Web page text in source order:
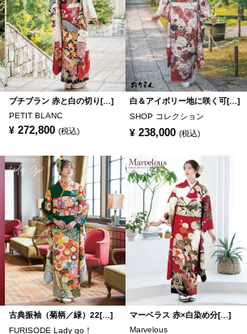
プチブラン 赤と白の切り[…]
PETIT BLANC
¥ 272,800 (税込)
白＆アイボリー地に咲く可[…]
SHOP コレクション
¥ 238,000 (税込)
古典振袖（菊柄／緑）22[…]
FURISODE Lady go！
マーベラス 赤×白染め分[…]
Marvelous